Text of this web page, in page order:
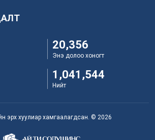
20,356
Энэ долоо хоногт
1,041,544
Нийт
эрх хуулиар хамгаалагдсан. © 2026